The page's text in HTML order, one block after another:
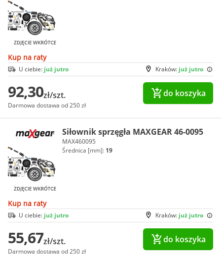
Kup na raty
Kraków: już jutro
U ciebie: już jutro
92,30zł/szt.
Darmowa dostawa od 250 zł
do koszyka
Siłownik sprzęgła MAXGEAR 46-0095
MAX460095
Średnica [mm]: 19
Kup na raty
Kraków: już jutro
U ciebie: już jutro
55,67zł/szt.
Darmowa dostawa od 250 zł
do koszyka